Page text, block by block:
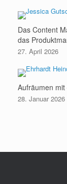
Das Content
das
27. April 2026
Aufräumen
28. Januar 2026